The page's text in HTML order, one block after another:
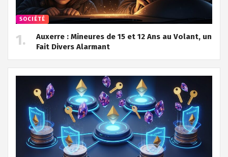
SOCIÉTÉ
Auxerre : Mineures de 15 et 12 Ans au Volant, un
Fait Divers Alarmant